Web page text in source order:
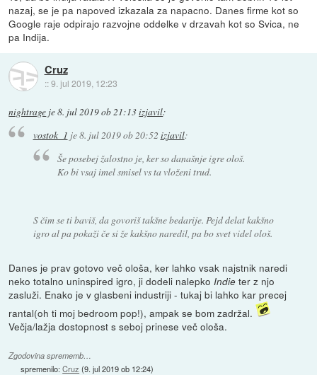
nazaj, se je pa napoved izkazala za napacno. Danes firme kot so
Google raje odpirajo razvojne oddelke v drzavah kot so Svica, ne
pa Indija.
Cruz
::9. jul 2019, 12:23
nightrage je8. jul 2019 ob 21:13izjavil:
vostok_1 je8. jul 2019 ob 20:52 izjavil:
Še posebej žalostno je, ker so današnje igre ološ.
Ko bi vsaj imel smisel vs ta vloženi trud.
S čim se ti baviš, da govoriš takšne bedarije. Pejd delat kakšno
igro al pa pokaži če si že kakšno naredil, pa bo svet videl ološ.
Danes je prav gotovo več ološa, ker lahko vsak najstnik naredi
neko totalno uninspired igro, ji dodeli nalepko Indie ter z njo
zasluži. Enako je v glasbeni industriji - tukaj bi lahko kar precej
rantal(oh ti moj bedroom pop!), ampak se bom zadržal.
Večja/lažja dostopnost s seboj prinese več ološa.
Zgodovina sprememb…
spremenilo:Cruz (9. jul 2019 ob 12:24)